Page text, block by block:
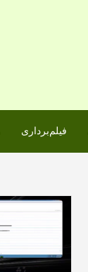
فیلم‌برداری